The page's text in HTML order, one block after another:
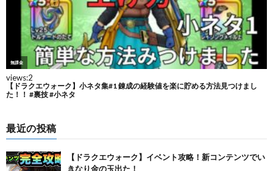
最近の投稿
【ドラクエウォーク】イベント攻略！新コンテンツでい
きなり金の玉出た！